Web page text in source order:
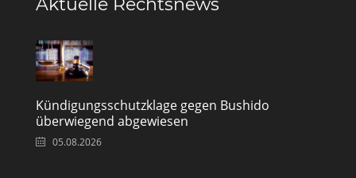
Aktuelle Rechtsnews
Kündigungsschutzklage gegen Bushido
überwiegend abgewiesen
05.08.2026